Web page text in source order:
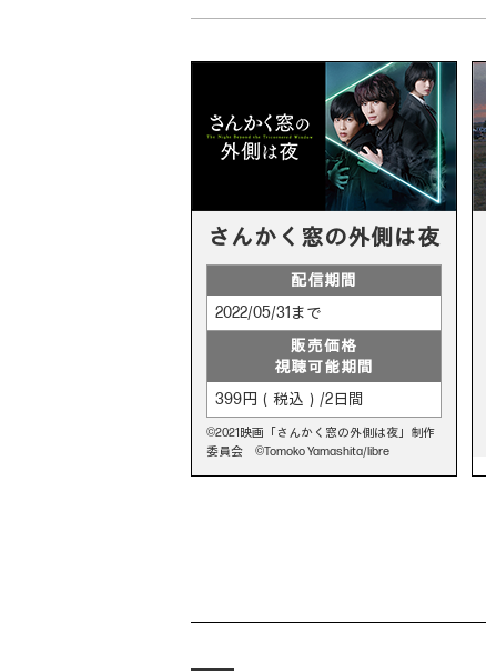
さんかく窓の外側は夜
配信期間
2022/05/31まで
販売価格
視聴可能期間
399円（税込）/2日間
©2021映画「さんかく窓の外側は夜」制作
委員会 ©Tomoko Yamashita/libre